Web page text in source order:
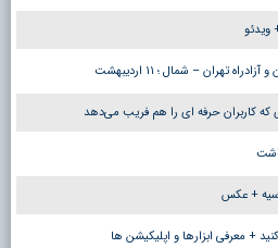
ویدئو
تهران – شمال ؛ ١١ اردیبهشت
که کاربران حرفه ای را هم فریب می‌دهد
+ عکس
+ معرفی ابزارها و اپلیکیشن ها